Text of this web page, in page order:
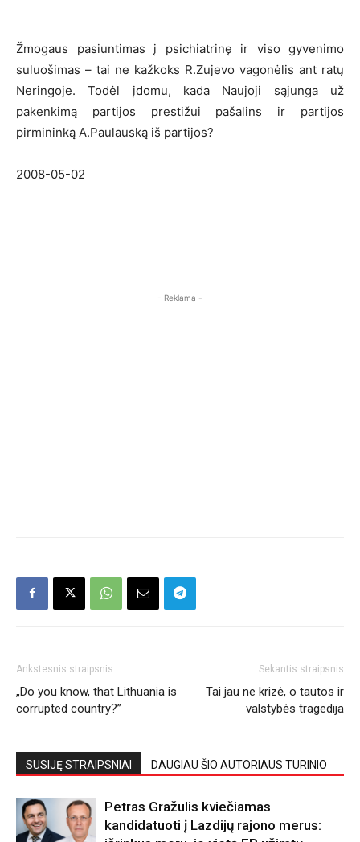
Žmogaus pasiuntimas į psichiatrinę ir viso gyvenimo
suluošimas – tai ne kažkoks R.Zujevo vagonėlis ant ratų
Neringoje. Todėl įdomu, kada Naujoji sąjunga už
pakenkimą partijos prestižui pašalins ir partijos
pirmininką A.Paulauską iš partijos?
2008-05-02
- Reklama -
Ankstesnis straipsnis
„Do you know, that Lithuania is
corrupted country?”
Sekantis straipsnis
Tai jau ne krizė, o tautos ir
valstybės tragedija
SUSIJĘ STRAIPSNIAI DAUGIAU ŠIO AUTORIAUS TURINIO
Petras Gražulis kviečiamas
kandidatuoti į Lazdijų rajono merus: